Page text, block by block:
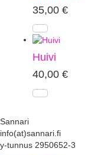
35,00 €
Huivi
40,00 €
Sannari
info(at)sannari.fi
y-tunnus 2950652-3